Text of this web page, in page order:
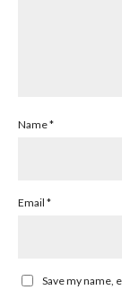
Name*
Email *
Save my name,